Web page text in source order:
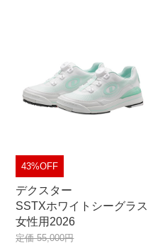
43%OFF
デクスター
SSTXホワイトシーグラス
女性用2026
定価 55,000円